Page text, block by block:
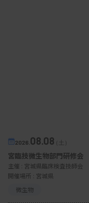
2026. 08.08（土）
宮臨技微生物部門研修会
主催 : 宮城県臨床検査技師会
開催場所 : 宮城県
微生物